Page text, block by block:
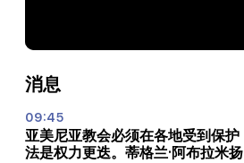
消息
09:45
亚美尼亚教会必须在各地受到保
法是权力更迭。蒂格兰·阿布拉米扬